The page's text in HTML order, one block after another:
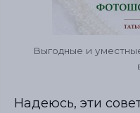
Выгодные и
Надеюсь, эти